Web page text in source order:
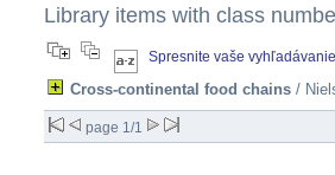
Library items with class
Spresnite vaše vyhľadávanie
Cross-continental food chains /
page 1/1